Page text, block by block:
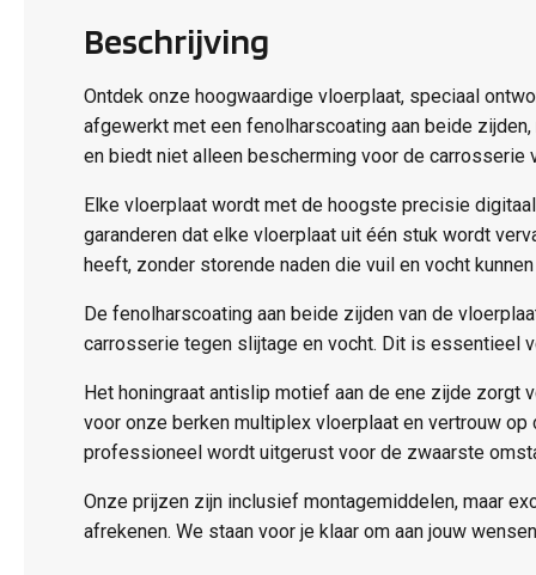
Beschrijving
Ontdek onze hoogwaardige vloerplaat, speciaal
afgewerkt met een fenolharscoating aan beide
en biedt niet alleen bescherming voor de
Elke vloerplaat wordt met de hoogste precisie
garanderen dat elke vloerplaat uit één stuk wordt
heeft, zonder storende naden die vuil en vocht
De fenolharscoating aan beide zijden van de
carrosserie tegen slijtage en vocht. Dit is essentieel
Het honingraat antislip motief aan de ene zijde zorgt
voor onze berken multiplex vloerplaat en vertrouw
professioneel wordt uitgerust voor de zwaarste
Onze prijzen zijn inclusief montagemiddelen, maar
afrekenen. We staan voor je klaar om aan jouw